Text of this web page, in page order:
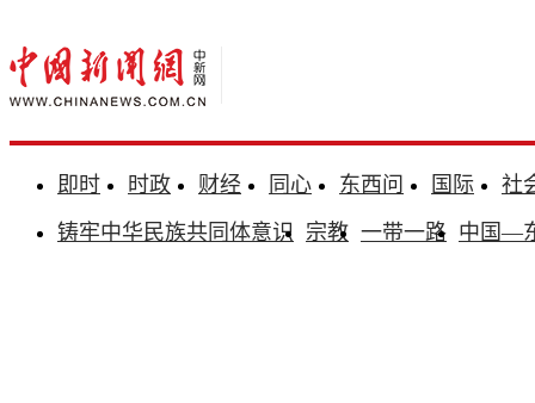
即时 时政 财经 同心 东西问 国际
社
铸牢中华民族共同体意识 宗教 一带一路 中国—